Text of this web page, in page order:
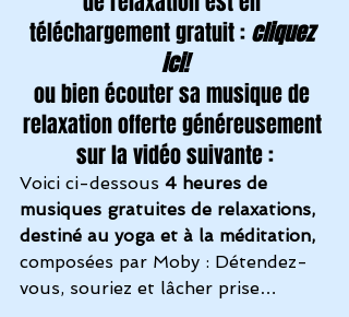
téléchargement gratuit : cliquez
ici!
ou bien écouter sa musique de
relaxation offerte généreusement
sur la vidéo suivante :
Voici ci-dessous 4 heures de
musiques gratuites de relaxations,
destiné au yoga et à la méditation,
composées par Moby : Détendez-
vous, souriez et lâcher prise…